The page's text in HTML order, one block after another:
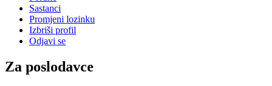
Sastanci
Promjeni lozinku
Izbriši profil
Odjavi se
Za poslodavce